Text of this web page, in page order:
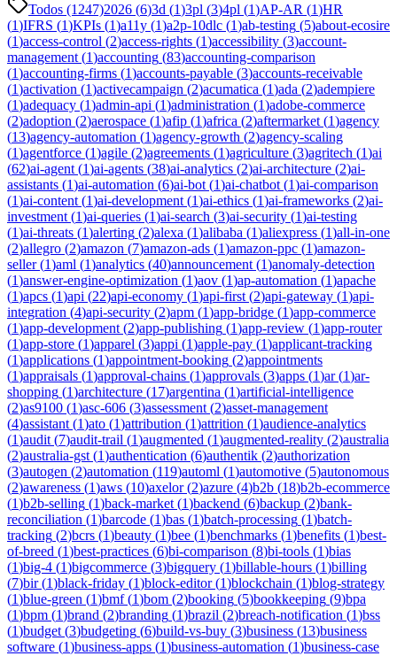
Todos (1247)2026 (6)3d (1)3pl (3)4pl (1)AP-AR (1)HR
(1)IFRS (1)KPIs (1)a11y (1)a2p-10dlc (1)ab-testing (5)about-ecosire
(1)access-control (2)access-rights (1)accessibility (3)account-
management (1)accounting (83)accounting-comparison
(1)accounting-firms (1)accounts-payable (3)accounts-receivable
(1)activation (1)activecampaign (2)acumatica (1)ada (2)adempiere
(1)adequacy (1)admin-api (1)administration (1)adobe-commerce
(2)adoption (2)aerospace (1)afip (1)africa (2)aftermarket (1)agency
(13)agency-automation (1)agency-growth (2)agency-scaling
(1)agentforce (1)agile (2)agreements (1)agriculture (3)agritech (1)ai
(62)ai-agent (1)ai-agents (38)ai-analytics (2)ai-architecture (2)ai-
assistants (1)ai-automation (6)ai-bot (1)ai-chatbot (1)ai-comparison
(1)ai-content (1)ai-development (1)ai-ethics (1)ai-frameworks (2)ai-
investment (1)ai-queries (1)ai-search (3)ai-security (1)ai-testing
(1)ai-threats (1)alerting (2)alexa (1)alibaba (1)aliexpress (1)all-in-one
(2)allegro (2)amazon (7)amazon-ads (1)amazon-ppc (1)amazon-
seller(1)aml (1)analytics (40)announcement (1)anomaly-detection
(1)answer-engine-optimization (1)aov (1)ap-automation (1)apache
(1)apcs (1)api (22)api-economy (1)api-first (2)api-gateway (1)api-
integration (4)api-security (2)apm (1)app-bridge (1)app-commerce
(1)app-development (2)app-publishing (1)app-review (1)app-router
(1)app-store (1)apparel (3)appi (1)apple-pay (1)applicant-tracking
(1)applications (1)appointment-booking (2)appointments
(1)appraisals (1)approval-chains (1)approvals (3)apps (1)ar(1)ar-
shopping (1)architecture (17)argentina (1)artificial-intelligence
(2)as9100 (1)asc-606 (3)assessment (2)asset-management
(4)assistant (1)ato (1)attribution (1)attrition (1)audience-analytics
(1)audit (7)audit-trail (1)augmented (1)augmented-reality (2)australia
(2)australia-gst (1)authentication (6)authentik (2)authorization
(3)autogen (2)automation (119)automl (1)automotive (5)autonomous
(2)awareness (1)aws (10)axelor(2)azure (4)b2b (18)b2b-ecommerce
(1)b2b-selling (1)back-market (1)backend (6)backup (2)bank-
reconciliation (1)barcode (1)bas (1)batch-processing (1)batch-
tracking (2)bcrs (1)beauty (1)bee (1)benchmarks (1)benefits (1)best-
of-breed (1)best-practices (6)bi-comparison (8)bi-tools (1)bias
(1)big-4 (1)bigcommerce (3)bigquery (1)billable-hours (1)billing
(7)bir(1)black-friday (1)block-editor(1)blockchain (1)blog-strategy
(1)blue-green (1)bmf(1)bom (2)booking (5)bookkeeping (9)bpa
(1)bpm (1)brand (2)branding (1)brazil (2)breach-notification (1)bss
(1)budget (3)budgeting (6)build-vs-buy (3)business (13)business
software (1)business-apps (1)business-automation (1)business-case